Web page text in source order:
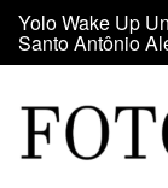
Skip
content
Maior clube de
do Vinil no